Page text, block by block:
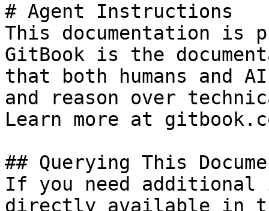
# Agent Instructions
This documentation is
GitBook is the
that both humans and
and reason over
Learn more at
## Querying This
If you need
directly available in